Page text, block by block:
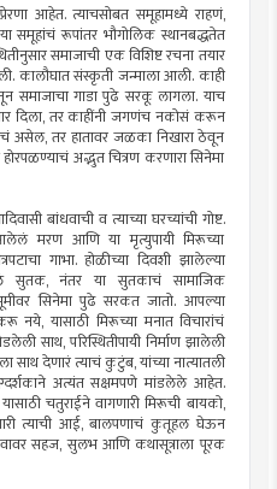
आहेत. त्याचसोबत समूहामध्ये राहणं,
समूहांचं रूपांतर भौगोलिक स्थानबद्धतेत
समाजाची एक विशिष्ट रचना तयार
कालौघात संस्कृती जन्माला आली. काही
समाजाचा गाडा पुढे सरकू लागला. याच
दिला, तर काहींनी जगणंच नकोसं करून
असेल, तर हातावर जळका निखारा ठेवून
अद्भुत चित्रण करणारा सिनेमा
बांधवाची व त्याच्या घरच्यांची गोष्ट.
आलेलं मरण आणि या मृत्युपायी मिरूच्या
गाभा. होळीच्या दिवशी झालेल्या
सुतक, नंतर या सुतकाचं सामाजिक
सिनेमा पुढे सरकत जातो. आपल्या
यासाठी मिरूच्या मनात विचारांचं
साथ, परिस्थितीपायी निर्माण झालेली
साथ देणारं त्याचं कुटुंब, यांच्या नात्यातली
अत्यंत सक्षमपणे मांडलेले आहेत.
चतुराईने वागणारी मिरूची बायको,
त्याची आई, बालपणाचं कुतूहल घेऊन
वावर सहज, सुलभ आणि कथासूत्राला पूरक